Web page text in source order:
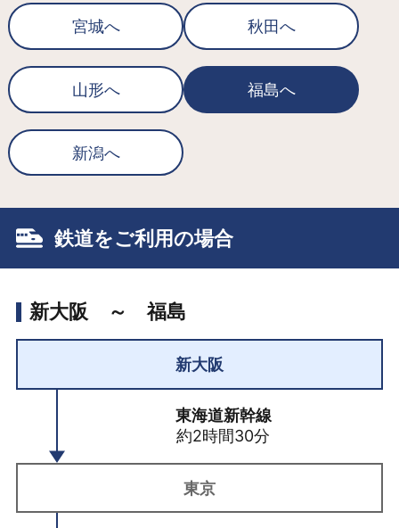
宮城へ 秋田へ
山形へ 福島へ
新潟へ
鉄道をご利用の場合
新大阪 ～ 福島
新大阪
東海道新幹線
約2時間30分
東京